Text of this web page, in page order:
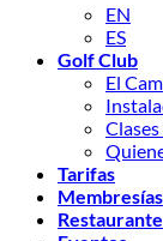
EN
ES
Golf Club
El
Tarifas
Membresías
Restaurante